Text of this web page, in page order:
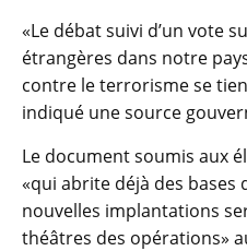
«Le débat suivi d’un vote
étrangères dans notre
contre le terrorisme se
indiqué une source
Le document soumis aux
«qui abrite déjà des bases
nouvelles implantations
théâtres des opérations»